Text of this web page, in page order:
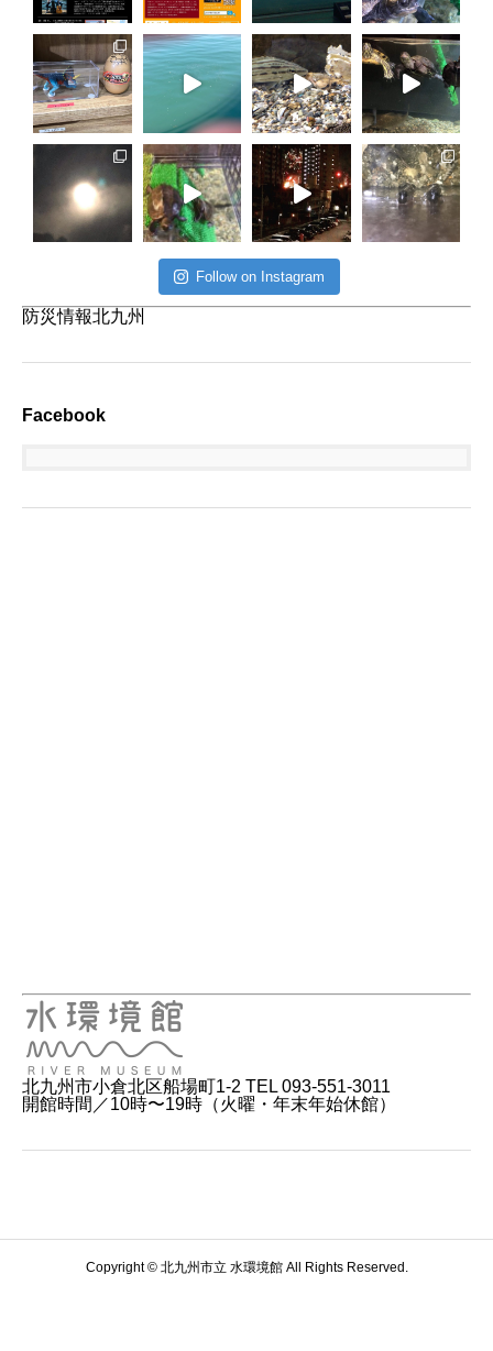
Follow on Instagram
防災情報北九州
Facebook
北九州市小倉北区船場町1-2 TEL 093-551-3011
開館時間／10時〜19時（火曜・年末年始休館）
Copyright © 北九州市立 水環境館 All Rights Reserved.